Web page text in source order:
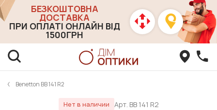
БЕЗКОШТОВНА
ДОСТАВКА
ПРИ ОПЛАТІ ОНЛАЙН ВІД
1500ГРН
Benetton BB 141 R2
Нет в наличии Арт. BB 141 R2